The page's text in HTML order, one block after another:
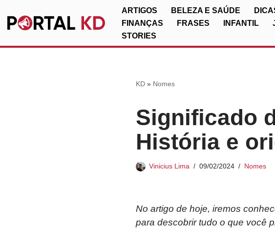
Pular
ARTIGOS BELEZA E SAÚDE
FINANÇAS
FRASES INFANTIL
STORIES
KD» Nomes
Significado
História e
Vinicius Lima 09/02/2024 Nomes
No artigo de hoje, iremos
para descobrir tudo o que você